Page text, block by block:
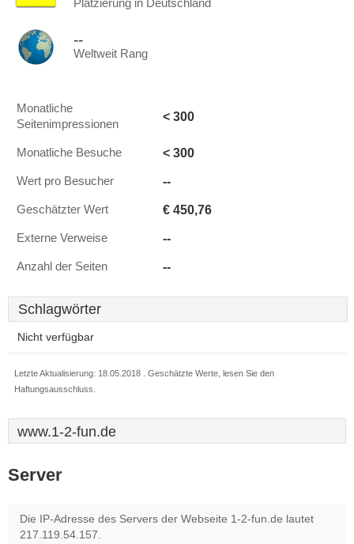
Platzierung in Deutschland
--
Weltweit Rang
Monatliche
Seitenimpressionen
< 300
Monatliche Besuche < 300
Wert pro Besucher --
Geschätzter Wert € 450,76
Externe Verweise --
Anzahl der Seiten --
Schlagwörter
Nicht verfügbar
Letzte Aktualisierung: 18.05.2018 . Geschätzte Werte, lesen Sie den
Haftungsausschluss.
www.1-2-fun.de
Server
Die IP-Adresse des Servers der Webseite 1-2-fun.de lautet
217.119.54.157.